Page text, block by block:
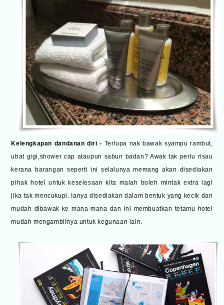
Kelengkapan dandanan diri - Terlupa nak bawak syampu rambut,
ubat gigi,shower cap ataupun sabun badan? Awak tak perlu risau
kerana barangan seperti ini selalunya memang akan disediakan
pihak hotel untuk keselesaan kita malah boleh mintak extra lagi
jika tak mencukupi. Ianya disediakan dalam bentuk yang kecik dan
mudah dibawak ke mana-mana dan ini membuatkan tetamu hotel
mudah mengambilnya untuk kegunaan lain.